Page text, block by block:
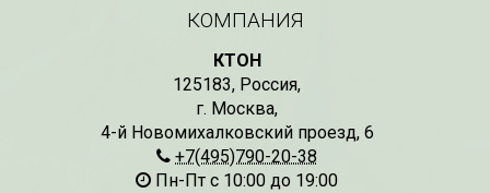
КОМПАНИЯ
КТОН
125183, Россия,
г. Москва,
4-й Новомихалковский проезд, 6
+7(495)790-20-38
Пн-Пт с 10:00 до 19:00